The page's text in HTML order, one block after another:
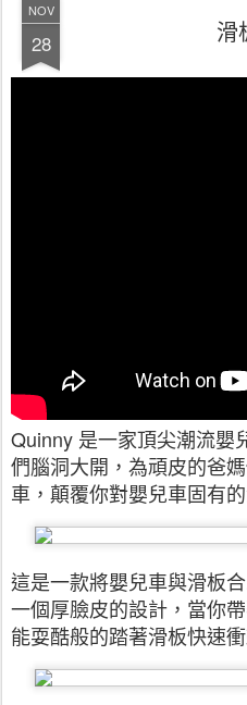
NOV
28 滑
Quinny 是一家頂尖潮流嬰
們腦洞大開，為頑皮的爸
車，顛覆你對嬰兒車固有
這是一款將嬰兒車與滑板
一個厚臉皮的設計，當你
能耍酷般的踏著滑板快速衝